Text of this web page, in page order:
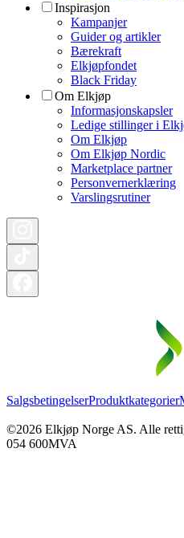
Inspirasjon
Kampanjer
Guider og artikler
Bærekraft
Elkjøpfondet
Black Friday
Om Elkjøp
Informasjonskapsler
Ledige stillinger i
Om Elkjøp
Om Elkjøp Nordic
Marketplace partner
Personvernerklæring
Varslingsrutiner
SalgsbetingelserProduktkategorier
©2026 Elkjøp Norge AS. Alle
054 600MVA